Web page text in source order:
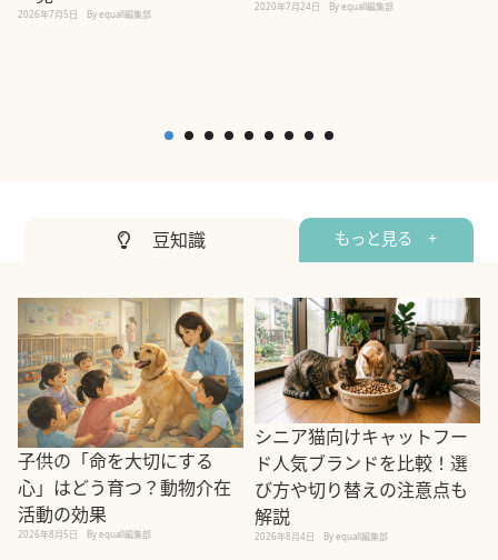
2026年7月5日 By equall編集部
2020年7月24日 By equall編集部
豆知識 もっと見る +
子供の「命を大切にする
心」はどう育つ？動物介在
活動の効果
2026年8月5日 By equall編集部
シニア猫向けキャットフー
ド人気ブランドを比較！選
び方や切り替えの注意点も
解説
2026年8月4日 By equall編集部